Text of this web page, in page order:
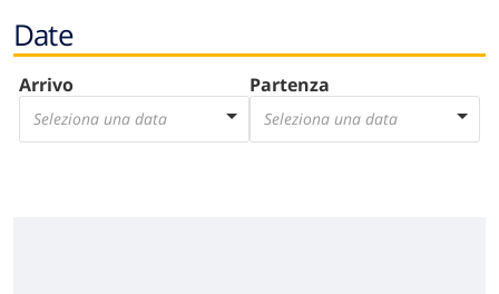
Date
Arrivo
Seleziona una data
Partenza
Seleziona una data